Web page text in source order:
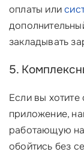
оплаты или
закладывать
5.
Если вы
приложение,
работающую
обойтись без